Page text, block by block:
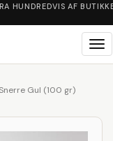
HUNDREDVIS AF
Gul (100 gr)